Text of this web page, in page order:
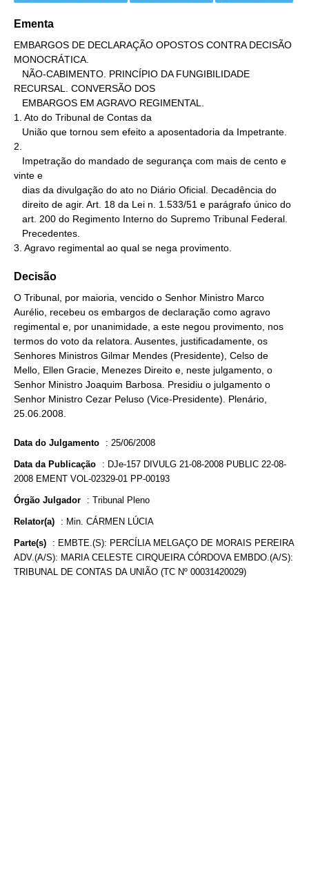
Ementa
EMBARGOS DE DECLARAÇÃO OPOSTOS CONTRA DECISÃO
MONOCRÁTICA.
RECURSAL. CONVERSÃO DOS
1. Ato do Tribunal de Contas da
2.
vinte e
3. Agravo regimental ao qual se nega provimento.
Decisão
O Tribunal, por maioria, vencido o Senhor Ministro Marco
Aurélio, recebeu os embargos de declaração como agravo
regimental e, por unanimidade, a este negou provimento, nos
termos do voto da relatora. Ausentes, justificadamente, os
Senhores Ministros Gilmar Mendes (Presidente), Celso de
Mello, Ellen Gracie, Menezes Direito e, neste julgamento, o
Senhor Ministro Joaquim Barbosa. Presidiu o julgamento o
Senhor Ministro Cezar Peluso (Vice-Presidente). Plenário,
25.06.2008.
Data do Julgamento : 25/06/2008
Data da Publicação : DJe-157 DIVULG 21-08-2008 PUBLIC 22-08-
2008 EMENT VOL-02329-01 PP-00193
Órgão Julgador : Tribunal Pleno
Relator(a) : Min. CÁRMEN LÚCIA
Parte(s) : EMBTE.(S): PERCÍLIA MELGAÇO DE MORAIS PEREIRA
ADV.(A/S): MARIA CELESTE CIRQUEIRA CÓRDOVA EMBDO.(A/S):
TRIBUNAL DE CONTAS DA UNIÃO (TC Nº 00031420029)